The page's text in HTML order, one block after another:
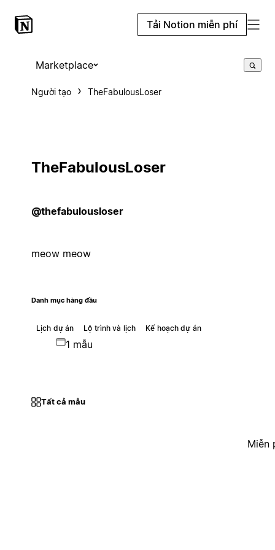
Tải Notion miễn phí
Marketplace
Người tạo TheFabulousLoser
TheFabulousLoser
@thefabulousloser
meow meow
Danh mục hàng đầu
Lịch dự án Lộ trình và lịch Kế hoạch dự án
1 mẫu
Tất cả mẫu
Miễn